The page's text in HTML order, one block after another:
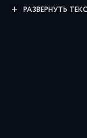
арки в одну, но
РАЗВЕРНУТЬ